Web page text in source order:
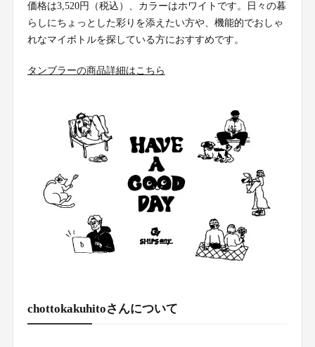
価格は3,520円（税込）、カラーはホワイトです。日々の暮
らしにちょっとした彩りを添えたい方や、機能的でおしゃ
れなマイボトルを探している方におすすめです。
タンブラーの商品詳細はこちら
chottokakuhitoさんについて